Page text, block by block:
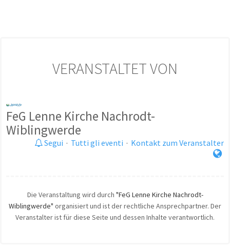
VERANSTALTET VON
FeG Lenne Kirche Nachrodt-
Wiblingwerde
Segui · Tutti gli eventi · Kontakt zum Veranstalter
Die Veranstaltung wird durch "FeG Lenne Kirche Nachrodt-
Wiblingwerde" organisiert und ist der rechtliche Ansprechpartner. Der
Veranstalter ist für diese Seite und dessen Inhalte verantwortlich.